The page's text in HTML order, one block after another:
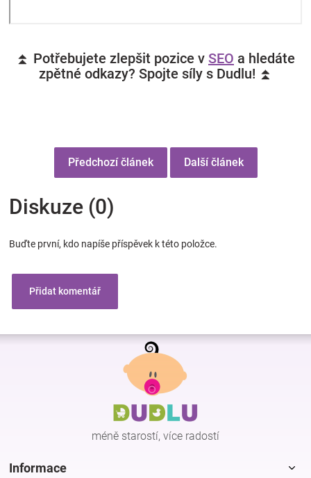
⏫ Potřebujete zlepšit pozice v SEO a hledáte
zpětné odkazy? Spojte síly s Dudlu! ⏫
Předchozí článek Další článek
Diskuze (0)
Buďte první, kdo napíše příspěvek k této položce.
Přidat komentář
Z
méně starostí, více radostí
Informace